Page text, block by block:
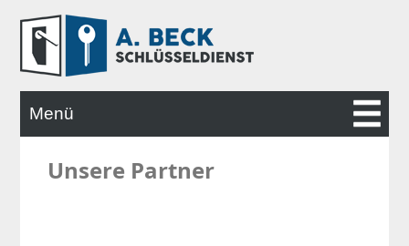
Menü
STARTSEITE
Unsere Partner